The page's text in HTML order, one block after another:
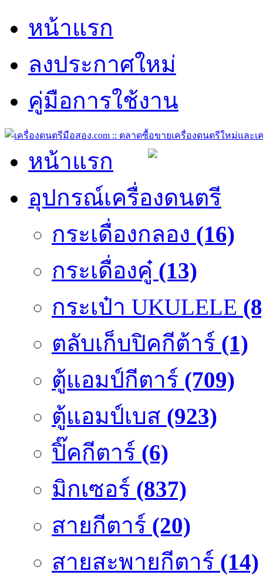
หน้าแรก
ลงประกาศใหม่
คู่มือการใช้งาน
หน้าแรก
อุปกรณ์เครื่องดนตรี
กระเดื่องกลอง (16)
กระเดื่องคู๋ (13)
กระเป๋า UKULELE
ตลับเก็บปิคกีต้าร์ (1)
ตู้แอมป์กีตาร์ (709)
ตู้แอมป์เบส (923)
ปิ๊คกีตาร์ (6)
มิกเซอร์ (837)
สายกีตาร์ (20)
สายสะพายกีตาร์ (14)